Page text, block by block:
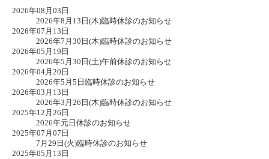
2026年08月03日
2026年8月13日(木)臨時休診のお知らせ
2026年07月13日
2026年7月30日(木)臨時休診のお知らせ
2026年05月19日
2026年5月30日(土)午前休診のお知らせ
2026年04月20日
2026年5月5日臨時休診のお知らせ
2026年03月13日
2026年3月26日(木)臨時休診のお知らせ
2025年12月26日
2026年元日休診のお知らせ
2025年07月07日
7月29日(火)臨時休診のお知らせ
2025年05月13日